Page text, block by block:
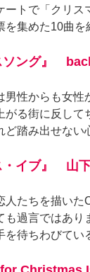
ートで「クリ
を集めた10曲を
ソング』
男性からも女性
がる街に反し
ど踏み出せない
・イブ』 山
人たちを描い
も過言ではあり
を待ちわびてい